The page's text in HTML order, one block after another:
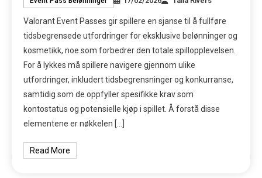
Valorant Event Passes gir spillere en sjanse til å fullføre
tidsbegrensede utfordringer for eksklusive belønninger og
kosmetikk, noe som forbedrer den totale spillopplevelsen.
For å lykkes må spillere navigere gjennom ulike
utfordringer, inkludert tidsbegrensninger og konkurranse,
samtidig som de oppfyller spesifikke krav som
kontostatus og potensielle kjøp i spillet. Å forstå disse
elementene er nøkkelen […]
Read More